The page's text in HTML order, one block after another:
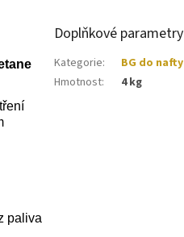
paliva
Doplňkové parametry
Kategorie:
BG do nafty
Hmotnost: 4 kg